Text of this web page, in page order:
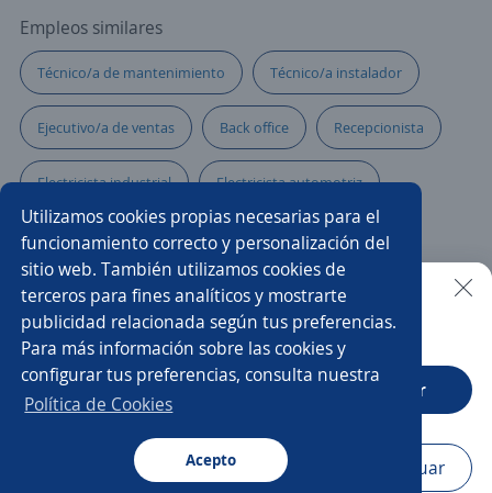
Empleos similares
Técnico/a de mantenimiento Técnico/a instalador
Ejecutivo/a de ventas Back office Recepcionista
Electricista industrial Electricista automotriz
Asistente/a administrativo Auxiliar de cobranza
Auxiliar contable y administrativo Operador/a
Supervisor/a de operaciones Auxiliar de almacén
Practicante de reclutamiento y selección
Asesor/a servicio al cliente
Buscar es más fácil en la app
CT App Abrir
Navegador Continuar
Utilizamos cookies propias necesarias para el
funcionamiento correcto y personalización del
sitio web. También utilizamos cookies de
terceros para fines analíticos y mostrarte
publicidad relacionada según tus preferencias.
Para más información sobre las cookies y
configurar tus preferencias, consulta nuestra
Política de Cookies
Acepto